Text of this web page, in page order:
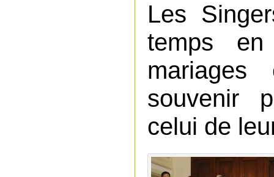
Les
temps
souvenir
celui de